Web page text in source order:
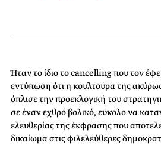
Ήταν το ίδιο το cancelling που τον
εντύπωση ότι η κουλτούρα της
όπλισε την προεκλογική του
σε έναν εχθρό βολικό, εύκολο να
ελευθερίας της έκφρασης που
δικαίωμα στις φιλελεύθερες